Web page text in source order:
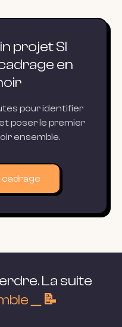
projet SI
en
pour identifier
poser le premier
ensemble.
cadrage
La suite
＿📝